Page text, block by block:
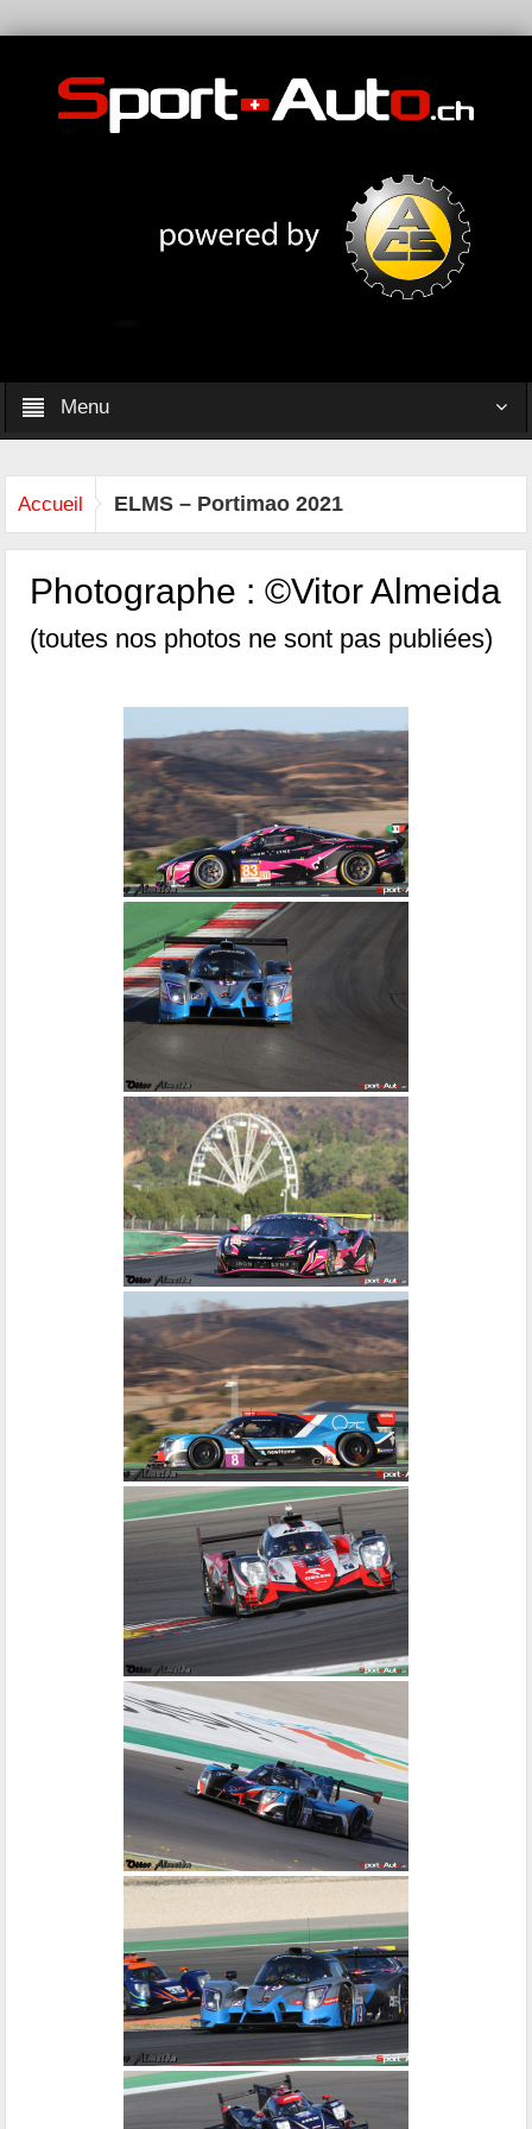
Menu
Accueil ELMS – Portimao 2021
Photographe : ©Vitor Almeida
(toutes nos photos ne sont pas publiées)